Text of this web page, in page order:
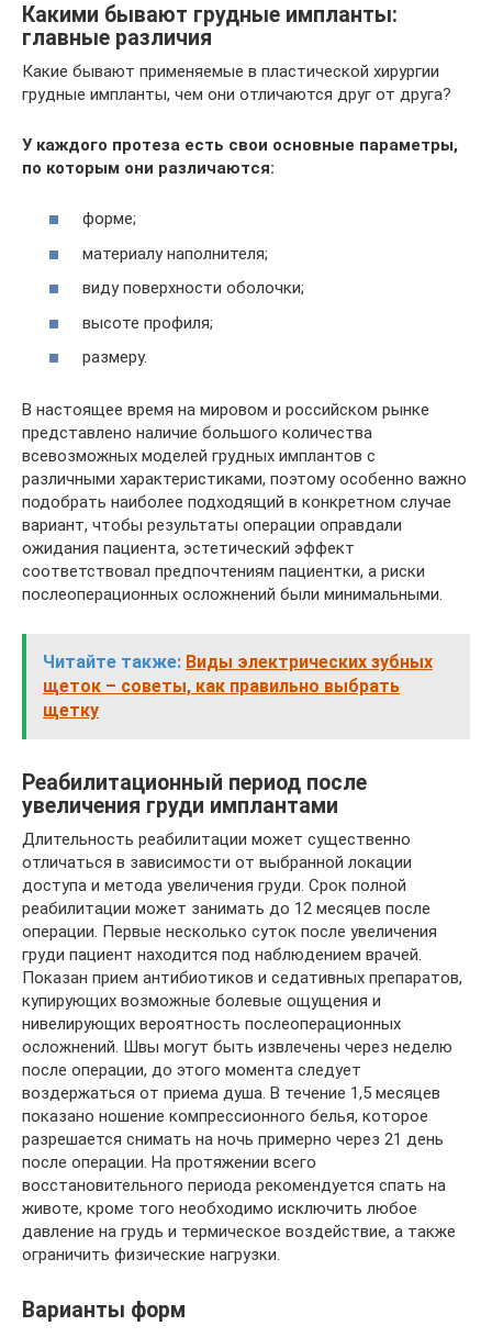
Какими бывают грудные импланты:
главные различия
Какие бывают применяемые в пластической хирургии
грудные импланты, чем они отличаются друг от друга?
У каждого протеза есть свои основные параметры,
по которым они различаются:
форме;
материалу наполнителя;
виду поверхности оболочки;
высоте профиля;
размеру.
В настоящее время на мировом и российском рынке
представлено наличие большого количества
всевозможных моделей грудных имплантов с
различными характеристиками, поэтому особенно важно
подобрать наиболее подходящий в конкретном случае
вариант, чтобы результаты операции оправдали
ожидания пациента, эстетический эффект
соответствовал предпочтениям пациентки, а риски
послеоперационных осложнений были минимальными.
Читайте также: Виды электрических зубных
щеток – советы, как правильно выбрать
щетку
Реабилитационный период после
увеличения груди имплантами
Длительность реабилитации может существенно
отличаться в зависимости от выбранной локации
доступа и метода увеличения груди. Срок полной
реабилитации может занимать до 12 месяцев после
операции. Первые несколько суток после увеличения
груди пациент находится под наблюдением врачей.
Показан прием антибиотиков и седативных препаратов,
купирующих возможные болевые ощущения и
нивелирующих вероятность послеоперационных
осложнений. Швы могут быть извлечены через неделю
после операции, до этого момента следует
воздержаться от приема душа. В течение 1,5 месяцев
показано ношение компрессионного белья, которое
разрешается снимать на ночь примерно через 21 день
после операции. На протяжении всего
восстановительного периода рекомендуется спать на
животе, кроме того необходимо исключить любое
давление на грудь и термическое воздействие, а также
ограничить физические нагрузки.
Варианты форм